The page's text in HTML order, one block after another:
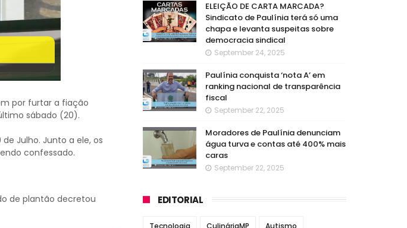
por furtar a fiação
sábado (20).
Julho. Junto a ele, os
confessado.
de plantão decretou
ELEIÇÃO DE CARTA MARCADA?
Sindicato de Paulínia terá só uma
chapa e levanta suspeitas sobre
democracia sindical
September 24, 2025
Paulínia conquista ‘nota A’ em
ranking nacional de transparência
fiscal
September 22, 2025
Moradores de Paulínia denunciam
água turva e contas até 400% mais
caras
September 22, 2025
EDITORIAL
Tecnologia CulináriaMP Autismo